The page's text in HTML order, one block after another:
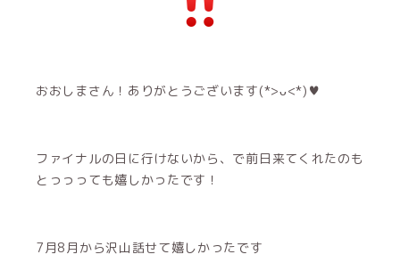
おおしまさん！ありがとうございます(*>ᴗ<*)♥
ファイナルの日に行けないから、で前日来てくれたのも
とっっっても嬉しかったです！
7月8月から沢山話せて嬉しかったです